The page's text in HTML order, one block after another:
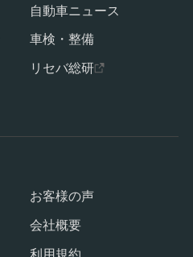
自動車ニュース
車検・整備
リセバ総研
お客様の声
会社概要
利用規約